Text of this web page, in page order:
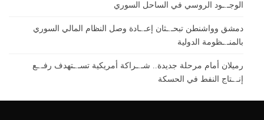
الوجـ.ـود الروسي في الساحل السوري
دمشق وواشنطن تبحـ.ـثان إعـ.ـادة وصل النظام المالي السوري
بالمنـ.ـظومة الدولية
رميلان أمام مرحلة جديدة.. شـ.ـراكة أمريكية تسـ.ـتهدف رفـ.ـع
إنـ.ـتاج النفط في الحسكة